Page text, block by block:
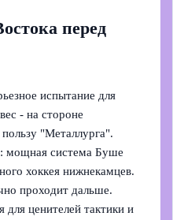
перед
испытание для
- на стороне
"Металлурга".
мощная система Буше
хоккея нижнекамцев.
проходит дальше.
ценителей тактики и